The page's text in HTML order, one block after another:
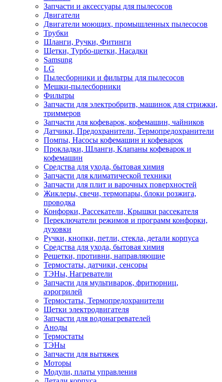
Запчасти и аксессуары для пылесосов
Двигатели
Двигатели моющих, промышленных пылесосов
Трубки
Шланги, Ручки, Фитинги
Щетки, Турбо-щетки, Насадки
Samsung
LG
Пылесборники и фильтры для пылесосов
Мешки-пылесборники
Фильтры
Запчасти для электробритв, машинок для стрижки,
триммеров
Запчасти для кофеварок, кофемашин, чайников
Датчики, Предохранители, Термопредохранители
Помпы, Насосы кофемашин и кофеварок
Прокладки, Шланги, Клапаны кофеварок и
кофемашин
Средства для ухода, бытовая химия
Запчасти для климатической техники
Запчасти для плит и варочных поверхностей
Жиклеры, свечи, термопары, блоки розжига,
проводка
Конфорки, Рассекатели, Крышки рассекателя
Переключатели режимов и программ конфорки,
духовки
Ручки, кнопки, петли, стекла, детали корпуса
Средства для ухода, бытовая химия
Решетки, противни, направляющие
Термостаты, датчики, сенсоры
ТЭНы, Нагреватели
Запчасти для мультиварок, фритюрниц,
аэрогрилей
Термостаты, Термопредохранители
Щетки электродвигателя
Запчасти для водонагревателей
Аноды
Термостаты
ТЭНы
Запчасти для вытяжек
Моторы
Модули, платы управления